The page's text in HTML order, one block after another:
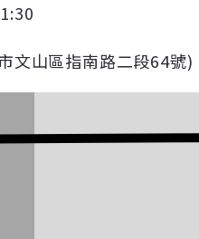
文山區指南路二段64號)